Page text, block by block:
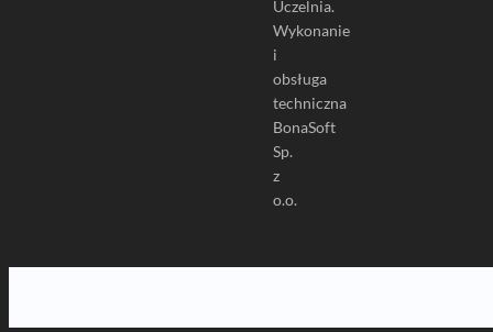
Uczelnia.
Wykonanie
i
obsługa
techniczna
BonaSoft
Sp.
z
o.o.